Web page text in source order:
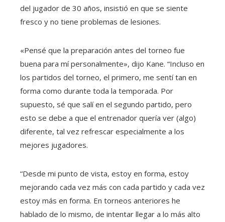
del jugador de 30 años, insistió en que se siente
fresco y no tiene problemas de lesiones.
«Pensé que la preparación antes del torneo fue
buena para mí personalmente», dijo Kane. “Incluso en
los partidos del torneo, el primero, me sentí tan en
forma como durante toda la temporada. Por
supuesto, sé que salí en el segundo partido, pero
esto se debe a que el entrenador quería ver (algo)
diferente, tal vez refrescar especialmente a los
mejores jugadores.
“Desde mi punto de vista, estoy en forma, estoy
mejorando cada vez más con cada partido y cada vez
estoy más en forma. En torneos anteriores he
hablado de lo mismo, de intentar llegar a lo más alto